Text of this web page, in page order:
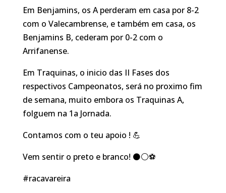
Em Benjamins, os A perderam em casa por 8-2
com o Valecambrense, e também em casa, os
Benjamins B, cederam por 0-2 com o
Arrifanense.
Em Traquinas, o inicio das II Fases dos
respectivos Campeonatos, será no proximo fim
de semana, muito embora os Traquinas A,
folguem na 1a Jornada.
Contamos com o teu apoio ! 💪
Vem sentir o preto e branco! ⚫⚪⚽
#racavareira